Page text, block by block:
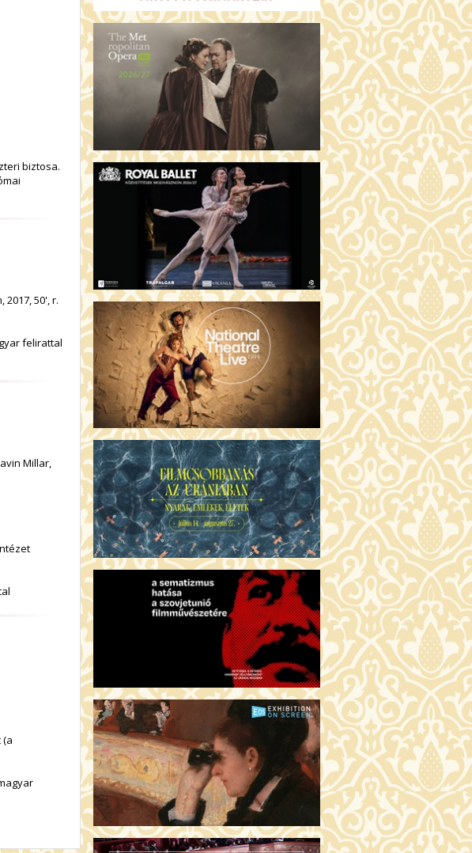
biztosa.
50', r.
felirattal
Millar,
ODÜSSZEIA (16)
17:30 Fábri terem
A ZONGORAHANGOLÓ (16)
JEGYVÁSÁRLÁS
19:00 Csortos terem
ARGENTIN TÖRTÉNETEK (16)
JEGYVÁSÁRLÁS
19:30 Törőcsik Mari terem
MIKET NEM BESZÉLEK (16)
JEGYVÁSÁRLÁS
20:00 Fábri terem
KESERŰ KARÁCSONY (16)
JEGYVÁSÁRLÁS
20:30 Díszterem